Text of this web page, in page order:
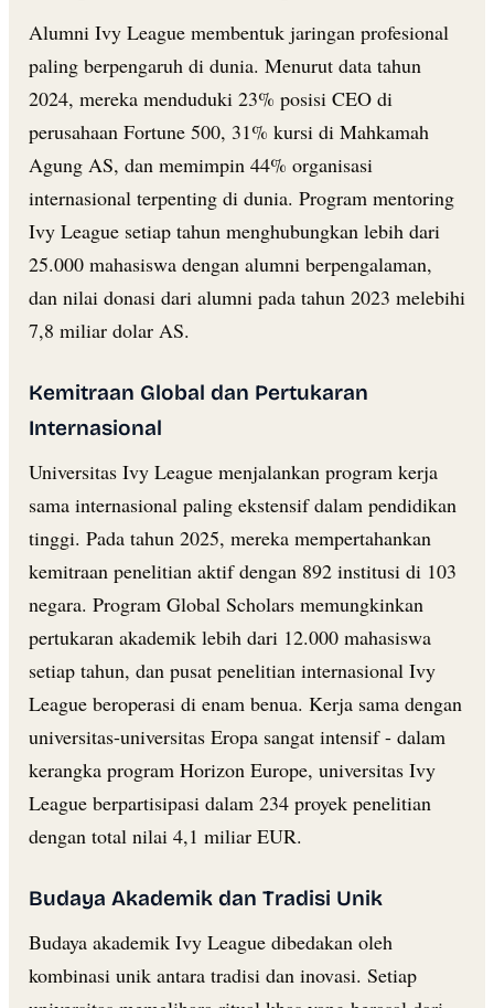
Alumni Ivy League membentuk jaringan profesional
paling berpengaruh di dunia. Menurut data tahun
2024, mereka menduduki 23% posisi CEO di
perusahaan Fortune 500, 31% kursi di Mahkamah
Agung AS, dan memimpin 44% organisasi
internasional terpenting di dunia. Program mentoring
Ivy League setiap tahun menghubungkan lebih dari
25.000 mahasiswa dengan alumni berpengalaman,
dan nilai donasi dari alumni pada tahun 2023 melebihi
7,8 miliar dolar AS.
Kemitraan Global dan Pertukaran
Internasional
Universitas Ivy League menjalankan program kerja
sama internasional paling ekstensif dalam pendidikan
tinggi. Pada tahun 2025, mereka mempertahankan
kemitraan penelitian aktif dengan 892 institusi di 103
negara. Program Global Scholars memungkinkan
pertukaran akademik lebih dari 12.000 mahasiswa
setiap tahun, dan pusat penelitian internasional Ivy
League beroperasi di enam benua. Kerja sama dengan
universitas-universitas Eropa sangat intensif - dalam
kerangka program Horizon Europe, universitas Ivy
League berpartisipasi dalam 234 proyek penelitian
dengan total nilai 4,1 miliar EUR.
Budaya Akademik dan Tradisi Unik
Budaya akademik Ivy League dibedakan oleh
kombinasi unik antara tradisi dan inovasi. Setiap